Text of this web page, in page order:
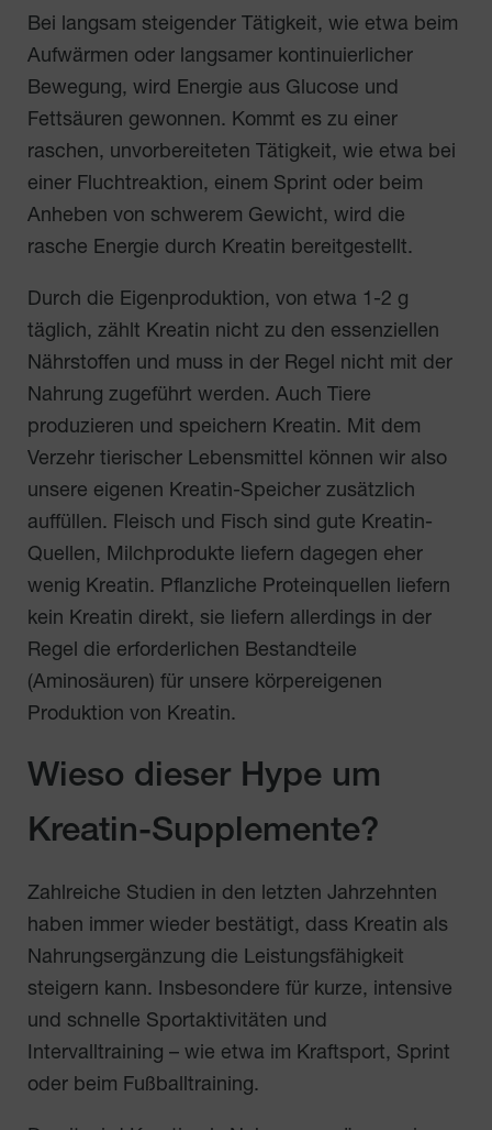
Bei langsam steigender Tätigkeit, wie etwa beim
Aufwärmen oder langsamer kontinuierlicher
Bewegung, wird Energie aus Glucose und
Fettsäuren gewonnen. Kommt es zu einer
raschen, unvorbereiteten Tätigkeit, wie etwa bei
einer Fluchtreaktion, einem Sprint oder beim
Anheben von schwerem Gewicht, wird die
rasche Energie durch Kreatin bereitgestellt.
Durch die Eigenproduktion, von etwa 1-2 g
täglich, zählt Kreatin nicht zu den essenziellen
Nährstoffen und muss in der Regel nicht mit der
Nahrung zugeführt werden. Auch Tiere
produzieren und speichern Kreatin. Mit dem
Verzehr tierischer Lebensmittel können wir also
unsere eigenen Kreatin-Speicher zusätzlich
auffüllen. Fleisch und Fisch sind gute Kreatin-
Quellen, Milchprodukte liefern dagegen eher
wenig Kreatin. Pflanzliche Proteinquellen liefern
kein Kreatin direkt, sie liefern allerdings in der
Regel die erforderlichen Bestandteile
(Aminosäuren) für unsere körpereigenen
Produktion von Kreatin.
Wieso dieser Hype um
Kreatin-Supplemente?
Zahlreiche Studien in den letzten Jahrzehnten
haben immer wieder bestätigt, dass Kreatin als
Nahrungsergänzung die Leistungsfähigkeit
steigern kann. Insbesondere für kurze, intensive
und schnelle Sportaktivitäten und
Intervalltraining – wie etwa im Kraftsport, Sprint
oder beim Fußballtraining.